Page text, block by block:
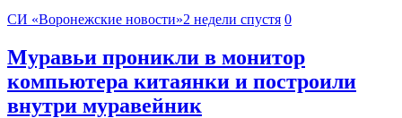
СИ «Воронежские новости»2 недели спустя 0
Муравьи проникли в монитор
компьютера китаянки и построили
внутри муравейник